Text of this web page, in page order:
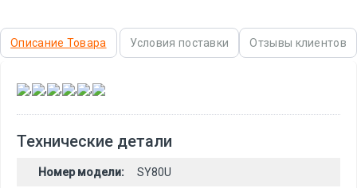
Описание Товара Условия поставки Отзывы клиентов
, , , , ,
Технические детали
Номер модели: SY80U